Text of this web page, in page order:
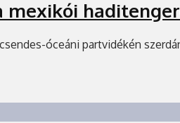
óceáni partvidékén